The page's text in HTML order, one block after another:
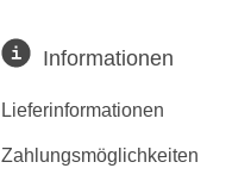
Informationen
Lieferinformationen
Zahlungsmöglichkeiten